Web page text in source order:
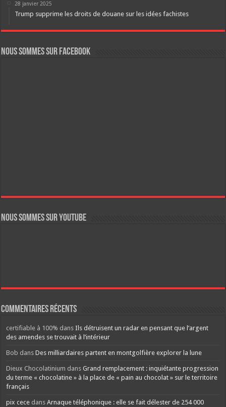
28 janvier 2025
Trump supprime les droits de douane sur les idées fachistes
Nous sommes sur FaceBook
Nous sommes sur YouTube
Commentaires récents
certifiable à 100% dansIls détruisent un radar en pensant que l’argent
des amendes se trouvait à l’intérieur
Bob dansDes milliardaires partent en montgolfière explorer la lune
Dieux Chocolatinium dansGrand remplacement : inquiétante progression
du terme « chocolatine » à la place de « pain au chocolat » sur le territoire
français
pix cece dansArnaque téléphonique : elle se fait délester de 254 000